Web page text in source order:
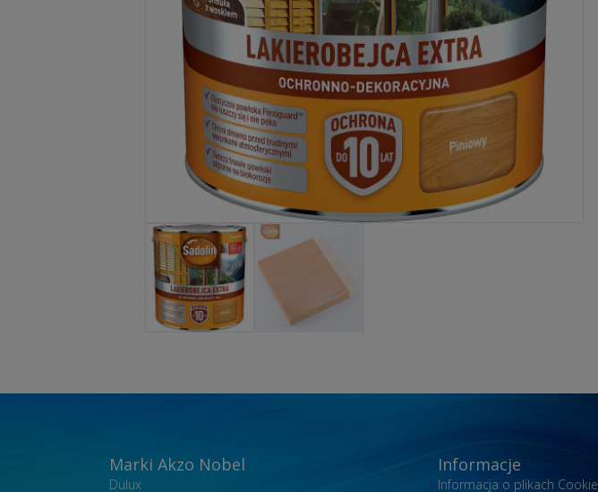
Marki Akzo Nobel
Dulux
Informacje
Informacja o plikach Cookie